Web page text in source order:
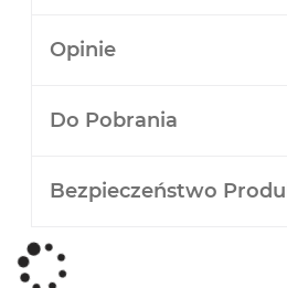
Opinie
Do Pobrania
Bezpieczeństwo